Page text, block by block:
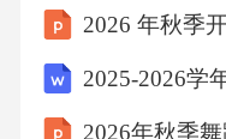
度为36g)23.兴趣
化实验。（1）设
性杂质以及色素、